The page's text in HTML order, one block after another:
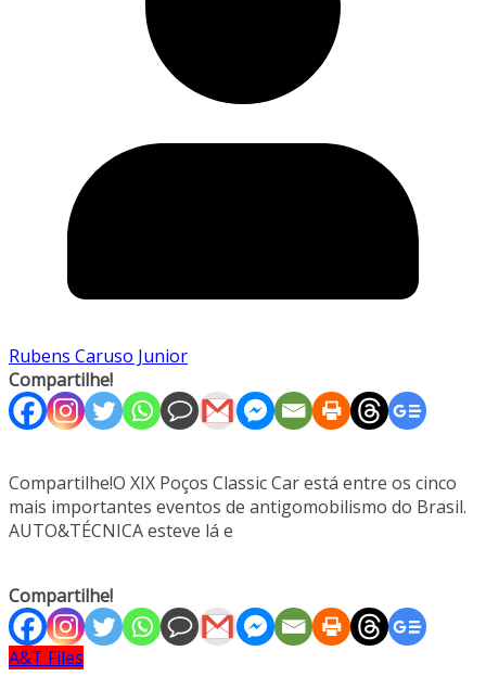
Rubens Caruso Junior
Compartilhe!
Compartilhe!O XIX Poços Classic Car está entre os cinco
mais importantes eventos de antigomobilismo do Brasil.
AUTO&TÉCNICA esteve lá e
Compartilhe!
A&T Files